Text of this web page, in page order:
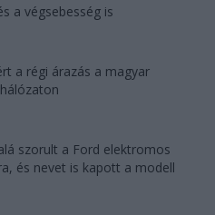
a végsebesség is
a régi árazás a magyar
szorult a Ford elektromos
és nevet is kapott a modell